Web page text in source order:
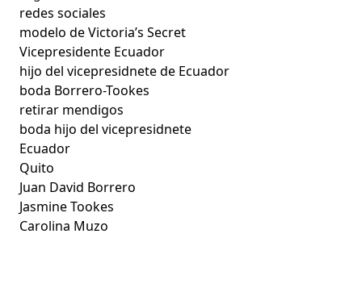
redes sociales
modelo de Victoria’s Secret
Vicepresidente Ecuador
hijo del vicepresidnete de Ecuador
boda Borrero-Tookes
retirar mendigos
boda hijo del vicepresidnete
Ecuador
Quito
Juan David Borrero
Jasmine Tookes
Carolina Muzo